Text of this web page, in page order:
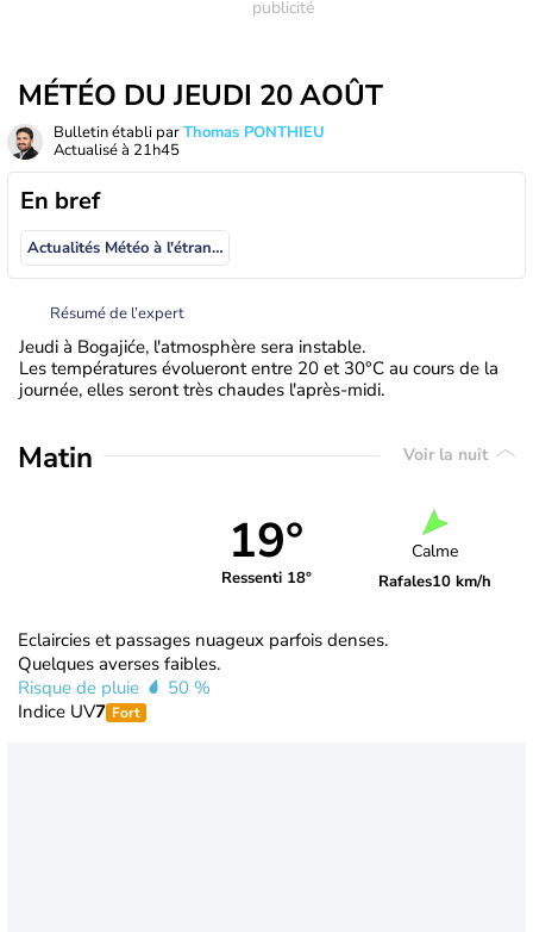
MÉTÉO DU JEUDI 20 AOÛT
Bulletin établi parThomas PONTHIEU
Actualisé à 21h45
En bref
Actualités Météo à l'étranger
Résumé de l’expert
Jeudi à Bogajiće, l'atmosphère sera instable.
Les températures évolueront entre 20 et 30°C au cours de la
journée, elles seront très chaudes l'après-midi.
Matin Voir la nuit
19°
Ressenti 18°
Calme
Rafales10 km/h
Eclaircies et passages nuageux parfois denses.
Quelques averses faibles.
Risque de pluie
50 %
Indice UV7 Fort